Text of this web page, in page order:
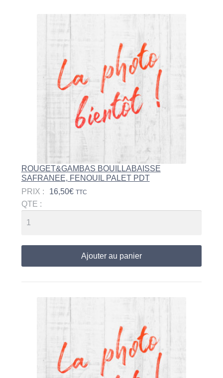
ROUGET&GAMBAS BOUILLABAISSE
SAFRANEE, FENOUIL PALET PDT
PRIX :
16,50€ TTC
QTE :
Ajouter au panier